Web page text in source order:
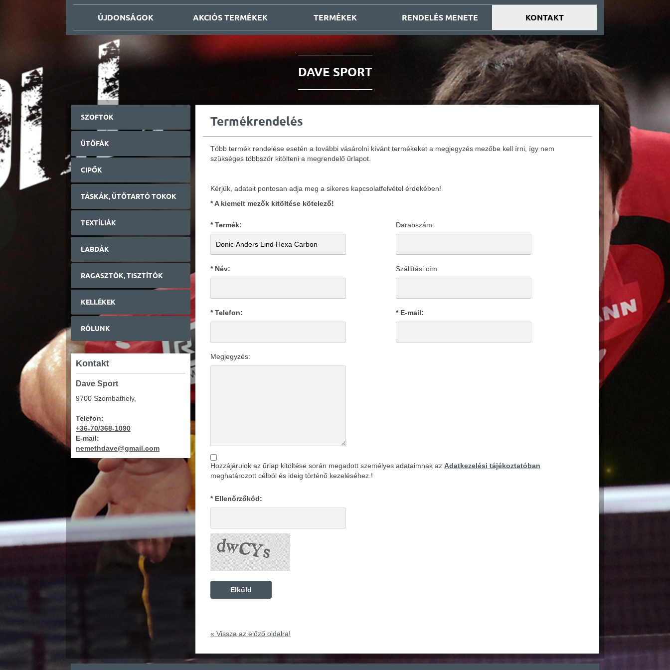
ÚJDONSÁGOK AKCIÓS TERMÉKEK TERMÉKEK RENDELÉS MENETE KONTAKT
DAVE SPORT
SZOFTOK
ÜTŐFÁK
CIPŐK
TÁSKÁK, ÜTŐTARTÓ TOKOK
TEXTÍLIÁK
LABDÁK
RAGASZTÓK, TISZTÍTÓK
KELLÉKEK
RÓLUNK
Kontakt
Dave Sport
9700 Szombathely,
Telefon:
+36-70/368-1090
E-mail:
nemethdave@gmail.com
Termékrendelés
Több termék rendelése esetén a további vásárolni kívánt termékeket a megjegyzés mezőbe kell írni, így nem
szükséges többször kitölteni a megrendelő űrlapot.
Kérjük, adatait pontosan adja meg a sikeres kapcsolatfelvétel érdekében!
* A kiemelt mezők kitöltése kötelező!
* Termék: Darabszám:
* Név: Szállítási cím:
* Telefon: * E-mail:
Megjegyzés:
Hozzájárulok az űrlap kitöltése során megadott személyes adataimnak az Adatkezelési tájékoztatóban
meghatározott célból és ideig történő kezeléséhez.!
* Ellenőrzőkód:
« Vissza az előző oldalra!